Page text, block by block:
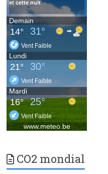
CO2 mondial